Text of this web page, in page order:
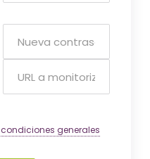
condiciones generales